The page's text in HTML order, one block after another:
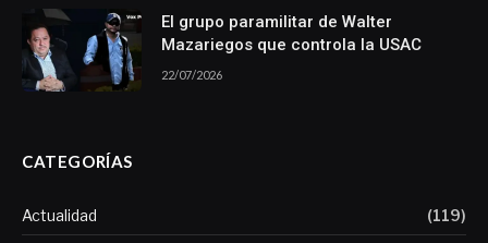
El grupo paramilitar de Walter
Mazariegos que controla la USAC
22/07/2026
CATEGORÍAS
Actualidad (119)